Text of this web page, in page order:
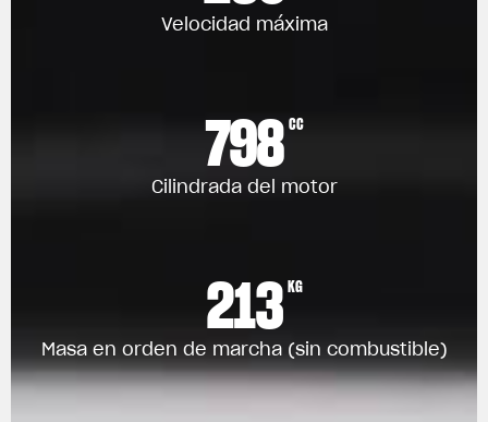
Velocidad máxima
798 CC
Cilindrada del motor
213 KG
Masa en orden de marcha (sin combustible)